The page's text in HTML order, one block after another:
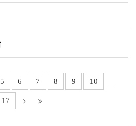
5 6 7 8 9 10 ...
17